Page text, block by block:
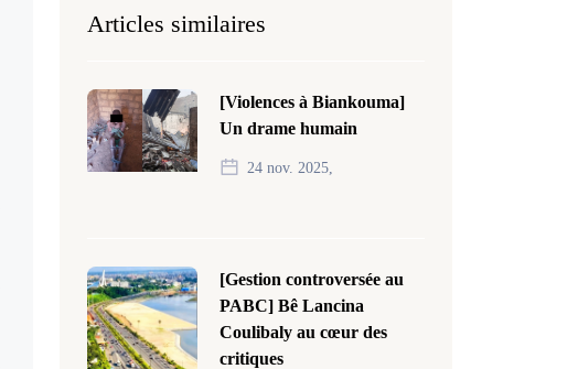
Articles similaires
[Violences à Biankouma]
Un drame humain
24 nov. 2025,
[Gestion controversée au
PABC] Bê Lancina
Coulibaly au cœur des
critiques